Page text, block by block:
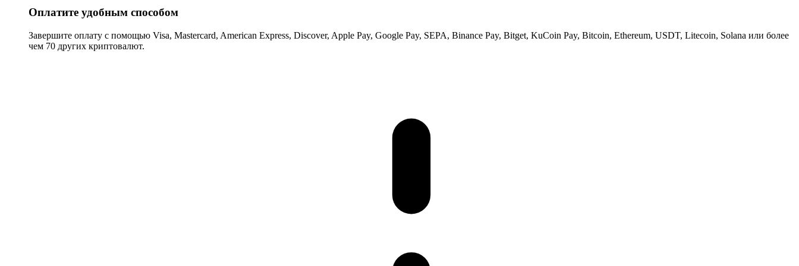
Оплатите удобным способом
Завершите оплату с помощью Visa, Mastercard, American Express, Discover, Apple Pay, Google Pay, SEPA, Binance Pay, Bitget, KuCoin Pay, Bitcoin, Ethereum, USDT, Litecoin, Solana или более
чем 70 других криптовалют.